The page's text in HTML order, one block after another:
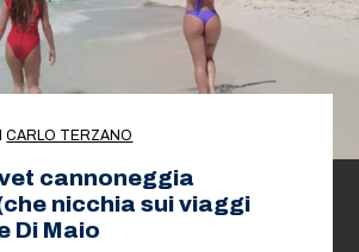
CARLO TERZANO
cannoneggia
nicchia sui viaggi
Di Maio